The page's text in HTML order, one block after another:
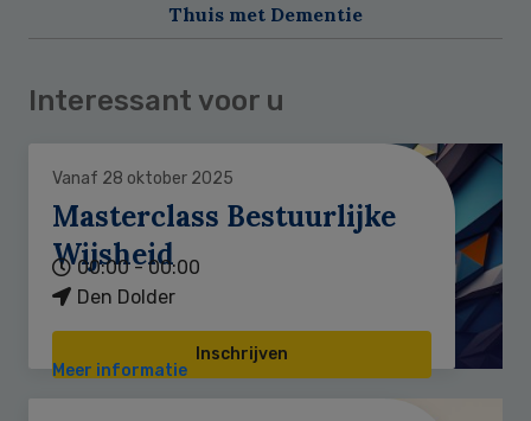
Thuis met Dementie
Interessant voor u
Vanaf 28 oktober 2025
Masterclass Bestuurlijke
Wijsheid
00:00 - 00:00
Den Dolder
Inschrijven
Meer informatie